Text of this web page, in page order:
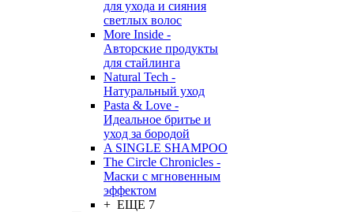
для ухода и сияния
светлых волос
More Inside -
Авторские продукты
для стайлинга
Natural Tech -
Натуральный уход
Pasta & Love -
Идеальное бритье и
уход за бородой
A SINGLE SHAMPOO
The Circle Chronicles -
Маски с мгновенным
эффектом
+ ЕЩЕ 7